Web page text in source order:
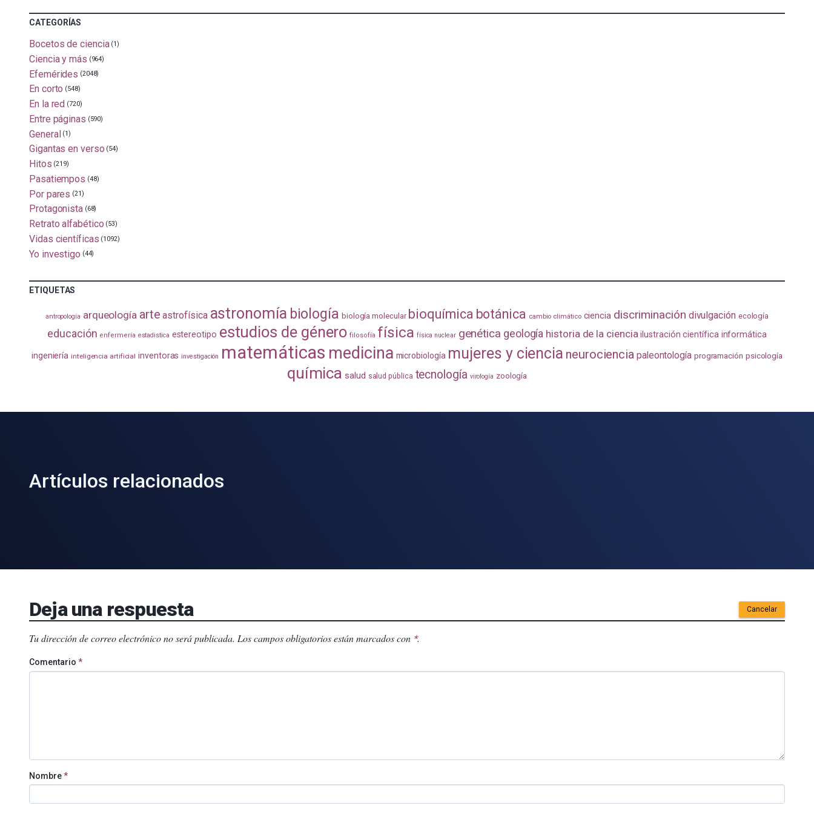
CATEGORÍAS
Bocetos de ciencia (1)
Ciencia y más (964)
Efemérides (2048)
En corto (548)
En la red (720)
Entre páginas (590)
General (1)
Gigantas en verso (54)
Hitos (219)
Pasatiempos (48)
Por pares (21)
Protagonista (68)
Retrato alfabético (53)
Vidas científicas (1092)
Yo investigo (44)
ETIQUETAS
antropología arqueología arte astrofísica astronomía biología biología molecular bioquímica botánica cambio climático ciencia discriminación divulgación ecología
educación enfermería estadistica estereotipo estudios de género filosofía física física nuclear genética geología historia de la ciencia ilustración científica informática
ingeniería inteligencia artificial inventoras investigación matemáticas medicina microbiología mujeres y ciencia neurociencia paleontología programación psicología
química salud salud pública tecnología virología zoología
Artículos relacionados
Deja una respuesta Cancelar
Tu dirección de correo electrónico no será publicada. Los campos obligatorios están marcados con *.
Comentario *
Nombre*